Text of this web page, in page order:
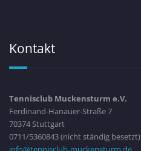
Kontakt
Tennisclub Muckensturm e.V.
Ferdinand-Hanauer-Straße 7
70374 Stuttgart
0711/5360843 (nicht ständig besetzt)